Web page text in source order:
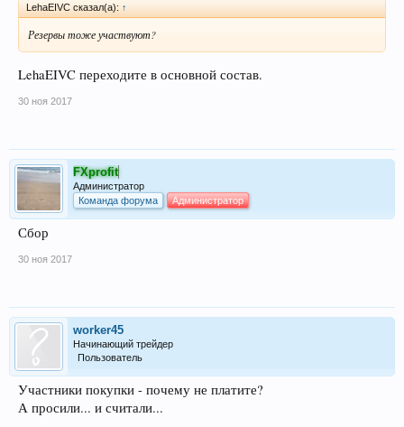
LehaEIVC сказал(а): ↑
Резервы тоже участвуют?
LehaEIVC переходите в основной состав.
30 ноя 2017
FXprofit
Администратор
Команда форума
Администратор
Сбор
30 ноя 2017
worker45
Начинающий трейдер
Пользователь
Участники покупки - почему не платите?
А просили... и считали...